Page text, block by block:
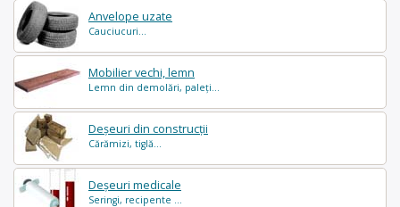
Anvelope uzate
Cauciucuri...
Mobilier vechi, lemn
Lemn din demolări, paleți...
Deșeuri din construcții
Cărămizi, tiglă...
Deșeuri medicale
Seringi, recipente ...